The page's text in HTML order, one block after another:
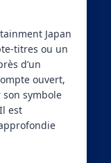
Japan
titres ou un
d’un
ouvert,
son symbole
est